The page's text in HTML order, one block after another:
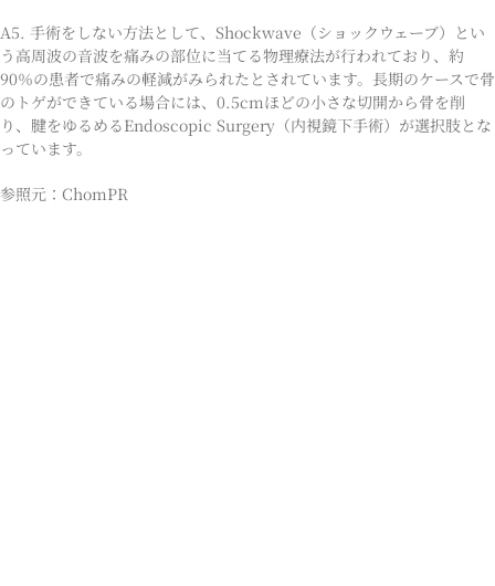
A5. 手術をしない方法として、Shockwave（ショックウェーブ）とい
う高周波の音波を痛みの部位に当てる物理療法が行われており、約
90％の患者で痛みの軽減がみられたとされています。長期のケースで骨
のトゲができている場合には、0.5cmほどの小さな切開から骨を削
り、腱をゆるめるEndoscopic Surgery（内視鏡下手術）が選択肢とな
っています。
参照元：ChomPR